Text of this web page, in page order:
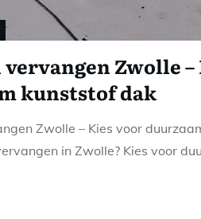
Zwolle –
kunststof dak
Zwolle – Kies voor
in Zwolle? Kies voor